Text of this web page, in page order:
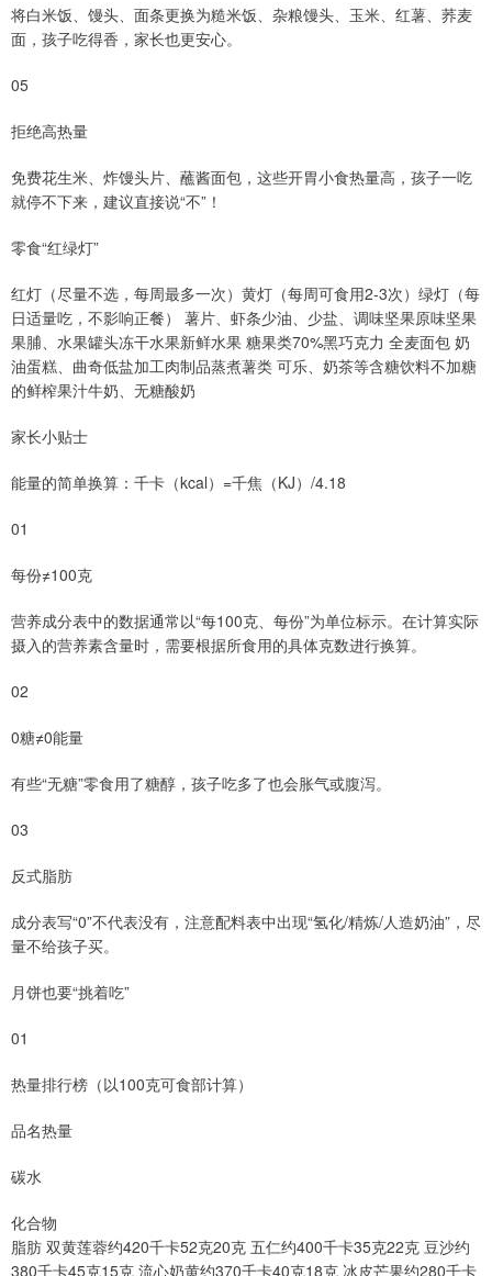
将白米饭、馒头、面条更换为糙米饭、杂粮馒头、玉米、红薯、荞麦
面，孩子吃得香，家长也更安心。
05
拒绝高热量
免费花生米、炸馒头片、蘸酱面包，这些开胃小食热量高，孩子一吃
就停不下来，建议直接说“不”！
零食“红绿灯”
红灯（尽量不选，每周最多一次）黄灯（每周可食用2-3次）绿灯（每
日适量吃，不影响正餐） 薯片、虾条少油、少盐、调味坚果原味坚果
果脯、水果罐头冻干水果新鲜水果 糖果类70%黑巧克力 全麦面包 奶
油蛋糕、曲奇低盐加工肉制品蒸煮薯类 可乐、奶茶等含糖饮料不加糖
的鲜榨果汁牛奶、无糖酸奶
家长小贴士
能量的简单换算：千卡（kcal）=千焦（KJ）/4.18
01
每份≠100克
营养成分表中的数据通常以“每100克、每份”为单位标示。在计算实际
摄入的营养素含量时，需要根据所食用的具体克数进行换算。
02
0糖≠0能量
有些“无糖”零食用了糖醇，孩子吃多了也会胀气或腹泻。
03
反式脂肪
成分表写“0”不代表没有，注意配料表中出现“氢化/精炼/人造奶油”，尽
量不给孩子买。
月饼也要“挑着吃”
01
热量排行榜（以100克可食部计算）
品名热量
碳水
化合物
脂肪 双黄莲蓉约420千卡52克20克 五仁约400千卡35克22克 豆沙约
380千卡45克15克 流心奶黄约370千卡40克18克 冰皮芒果约280千卡